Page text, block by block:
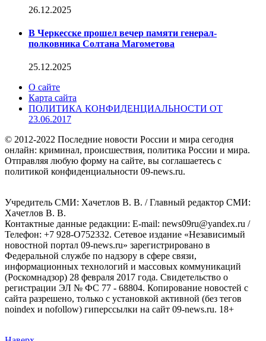
26.12.2025
В Черкесске прошел вечер памяти генерал-
полковника Солтана Магометова
25.12.2025
О сайте
Карта сайта
ПОЛИТИКА КОНФИДЕНЦИАЛЬНОСТИ ОТ
23.06.2017
© 2012-2022 Последние новости России и мира сегодня
онлайн: криминал, происшествия, политика России и мира.
Отправляя любую форму на сайте, вы соглашаетесь с
политикой конфиденциальности 09-news.ru.
Учредитель СМИ: Хaчeтлoв B. B. / Главный редактор СМИ:
Хaчeтлoв B. B.
Контактные данные редакции: E-mail: news09ru@yandex.ru /
Телефон: +7 928-O752332. Сетевое издание «Независимый
новостной портал 09-news.ru» зарегистрировано в
Федеральной службе по надзору в сфере связи,
информационных технологий и массовых коммуникаций
(Роскомнадзор) 28 февраля 2017 года. Свидетельство о
регистрации ЭЛ № ФС 77 - 68804. Копирование новостей с
сайта разрешено, только с установкой активной (без тегов
noindex и nofollow) гиперссылки на сайт 09-news.ru. 18+